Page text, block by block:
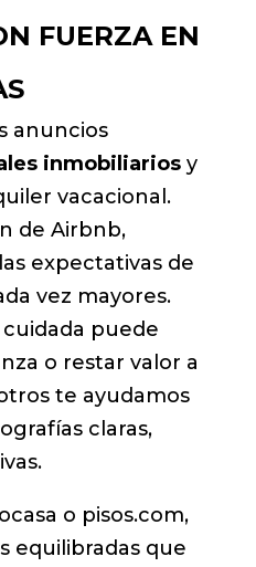
FUERZA EN
anuncios
inmobiliariosy
vacacional.
de Airbnb,
expectativas de
vez mayores.
puede
o restar valor a
te ayudamos
claras,
o pisos.com,
equilibradas que